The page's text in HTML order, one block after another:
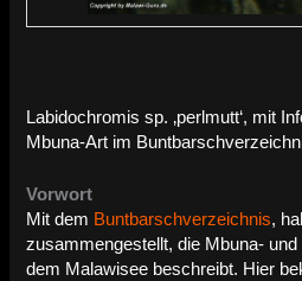
Labidochromis sp. ‚perlmutt‘, mit
Mbuna-Art im
Vorwort
Mit dem Buntbarschverzeichnis,
zusammengestellt, die Mbuna-
dem Malawisee beschreibt. Hier